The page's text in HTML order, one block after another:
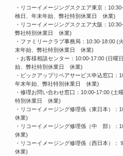
・リコーイメージングスクエア東京：
検日、年末年始、弊社特別休業日 休業)
・リコーイメージングスクエア大阪：
弊社特別休業日 休業)
・ファミリークラブ事務局：10:30-18:00 (
末年始、弊社特別休業日 休業)
・お客様相談センター：10:00-17:00 (日曜
始、弊社特別休業日 休業)
・ピックアップリペアサービス申込窓口：
年末年始、弊社特別休業日 休業)
・修理お問い合わせ窓口：10:00-17:00 (土
特別休業日 休業)
・リコーイメージング修理係（東日本）
休業)
・リコーイメージング修理係（中 部）：
休業)
・リコーイメージング修理係（西日本）
休業)